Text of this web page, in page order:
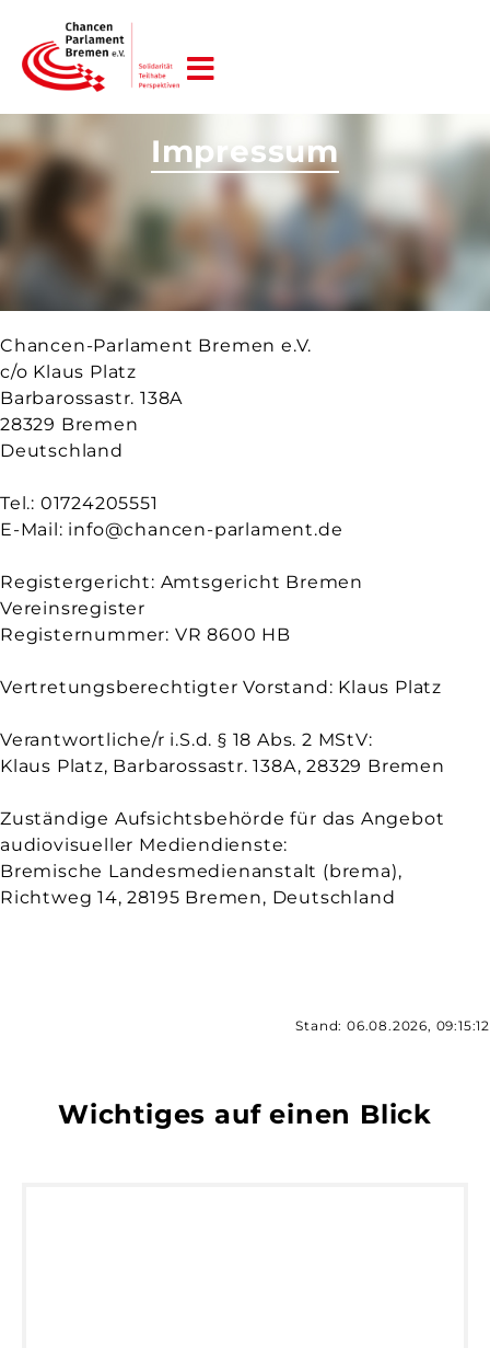
Impressum
Chancen-Parlament Bremen e.V.
c/o Klaus Platz
Barbarossastr. 138A
28329 Bremen
Deutschland
Tel.: 01724205551
E-Mail: info@chancen-parlament.de
Registergericht: Amtsgericht Bremen
Vereinsregister
Registernummer: VR 8600 HB
Vertretungsberechtigter Vorstand: Klaus Platz
Verantwortliche/r i.S.d. § 18 Abs. 2 MStV:
Klaus Platz, Barbarossastr. 138A, 28329 Bremen
Zuständige Aufsichtsbehörde für das Angebot
audiovisueller Mediendienste:
Bremische Landesmedienanstalt (brema),
Richtweg 14, 28195 Bremen, Deutschland
Stand: 06.08.2026, 09:15:12
Wichtiges auf einen Blick